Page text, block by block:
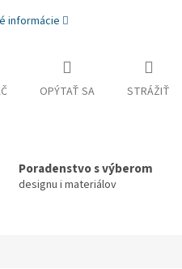
informácie
OPÝTAŤ SA STRÁŽIŤ
Poradenstvo s výberom
designu i materiálov